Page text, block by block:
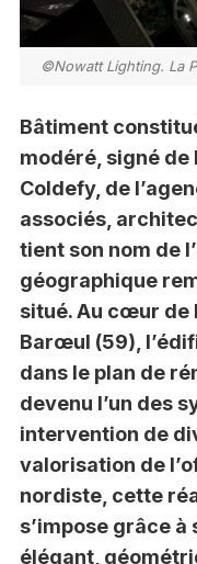
©Nowatt Lighting. La
Bâtiment
modéré, signé de
Coldefy, de
associés,
tient son nom de
géographique
situé. Au cœur de
Barœul (59),
dans le plan de
devenu l’un des
intervention de
valorisation de
nordiste, cette
s’impose grâce
élégant,